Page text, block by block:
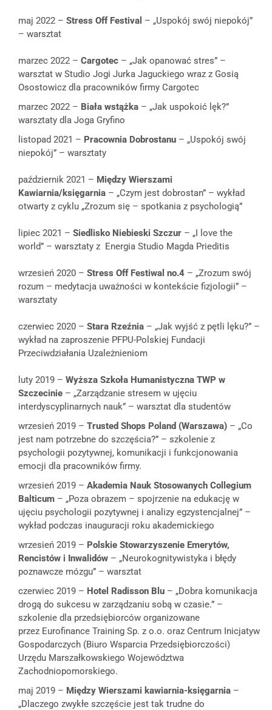
maj 2022 – Stress Off Festival – „Uspokój swój niepokój”
– warsztat
marzec 2022 – Cargotec – „Jak opanować stres” –
warsztat w Studio Jogi Jurka Jaguckiego wraz z Gosią
Osostowicz dla pracowników firmy Cargotec
marzec 2022 – Biała wstążka – „Jak uspokoić lęk?”
warsztaty dla Joga Gryfino
listopad 2021 – Pracownia Dobrostanu – „Uspokój swój
niepokój” – warsztaty
październik 2021 – Między Wierszami
Kawiarnia/księgarnia – „Czym jest dobrostan” – wykład
otwarty z cyklu „Zrozum się – spotkania z psychologią”
lipiec 2021 – Siedlisko Niebieski Szczur – „I love the
world” – warsztaty z Energia Studio Magda Prieditis
wrzesień 2020 – Stress Off Festiwal no.4 – „Zrozum swój
rozum – medytacja uważności w kontekście fizjologii” –
warsztaty
czerwiec 2020 – Stara Rzeźnia – „Jak wyjść z pętli lęku?” –
wykład na zaproszenie PFPU-Polskiej Fundacji
Przeciwdziałania Uzależnieniom
luty 2019 – Wyższa Szkoła Humanistyczna TWP w
Szczecinie – „Zarządzanie stresem w ujęciu
interdyscyplinarnych nauk” – warsztat dla studentów
wrzesień 2019 – Trusted Shops Poland (Warszawa) – „Co
jest nam potrzebne do szczęścia?” – szkolenie z
psychologii pozytywnej, komunikacji i funkcjonowania
emocji dla pracowników firmy.
wrzesień 2019 – Akademia Nauk Stosowanych Collegium
Balticum – „Poza obrazem – spojrzenie na edukację w
ujęciu psychologii pozytywnej i analizy egzystencjalnej” –
wykład podczas inauguracji roku akademickiego
wrzesień 2019 – Polskie Stowarzyszenie Emerytów,
Rencistów i Inwalidów – „Neurokognitywistyka i błędy
poznawcze mózgu” – warsztat
czerwiec 2019 – Hotel Radisson Blu – „Dobra komunikacja
drogą do sukcesu w zarządzaniu sobą w czasie.” –
szkolenie dla przedsiębiorców organizowane
przez Eurofinance Training Sp. z o.o. oraz Centrum Inicjatyw
Gospodarczych (Biuro Wsparcia Przedsiębiorczości)
Urzędu Marszałkowskiego Województwa
Zachodniopomorskiego.
maj 2019 – Między Wierszami kawiarnia-księgarnia –
„Dlaczego zwykłe szczęście jest tak trudne do